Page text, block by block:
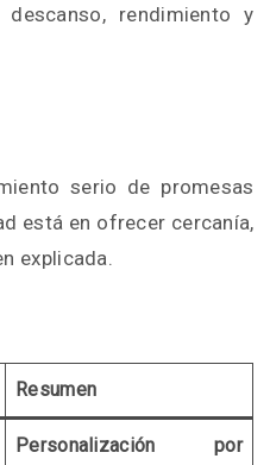
rendimiento y
serio de promesas
está en ofrecer cercanía,
explicada.
Resumen
Personalización por